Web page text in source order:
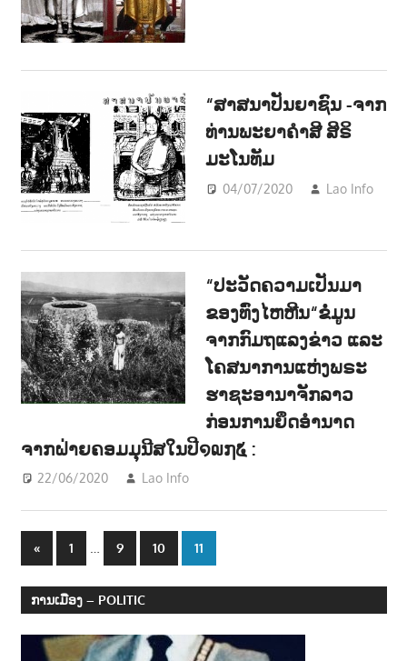
“ສາສນາປັນຍາຊົນ -ຈາກ
ທ່ານພະຍາຄຳສີ ສິຣິ
ມະໂນທັມ
04/07/2020
Lao Info
“ປະວັດຄວາມເປັນມາ
ຂອງທົ່ງໄຫຫີນ“ຂໍ່ມູນ
ຈາກກົມຖແລງຂ່າວ ແລະ
ໂຄສນາການແຫ່ງພຣະ
ຮາຊະອານາຈັກລາວ
ກ່ອນການຍຶດອຳນາດ
ຈາກຝ່າຍຄອມມຸນີສໃນປີ໑໙໗໕ :
22/06/2020 Lao Info
Posts
navigation
«Previous
Posts
1 … 9 10 11
ການເມືອງ – POLITIC